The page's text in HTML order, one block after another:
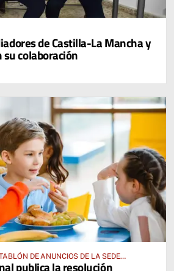
de Castilla-La Mancha y
colaboración
DE ANUNCIOS DE LA SEDE
DE COMUNIDADES Y EN EL PORTAL DE
publica la resolución